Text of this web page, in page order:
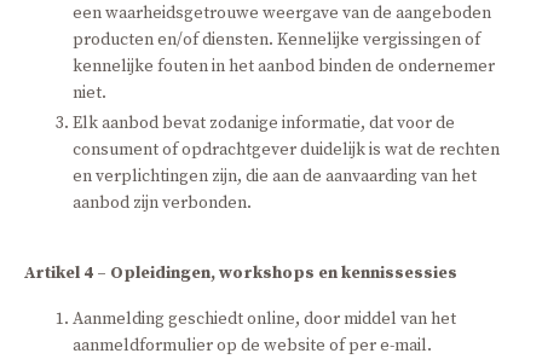
een waarheidsgetrouwe weergave van de aangeboden
producten en/of diensten. Kennelijke vergissingen of
kennelijke fouten in het aanbod binden de ondernemer
niet.
Elk aanbod bevat zodanige informatie, dat voor de
consument of opdrachtgever duidelijk is wat de rechten
en verplichtingen zijn, die aan de aanvaarding van het
aanbod zijn verbonden.
Artikel 4 – Opleidingen, workshops en kennissessies
Aanmelding geschiedt online, door middel van het
aanmeldformulier op de website of per e-mail.